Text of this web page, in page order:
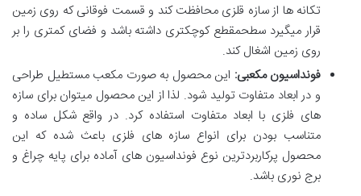
تکانه ها از سازه قلزی محافظت کند و قسمت فوقانی که روی زمین
قرار میگیرد سطحمقطع کوچکتری داشته باشد و فضای کمتری را بر
روی زمین اشغال کند.
فونداسیون مکعبی: این محصول به صورت مکعب مستطیل طراحی
و در ابعاد متفاوت تولید شود. لذا از این محصول میتوان برای سازه
های فلزی با ابعاد متفاوت استفاده کرد. در واقع شکل ساده و
متناسب بودن برای انواع سازه های فلزی باعث شده که این
محصول پرکاربردترین نوع فونداسیون های آماده برای پایه چراغ و
برج نوری باشد.